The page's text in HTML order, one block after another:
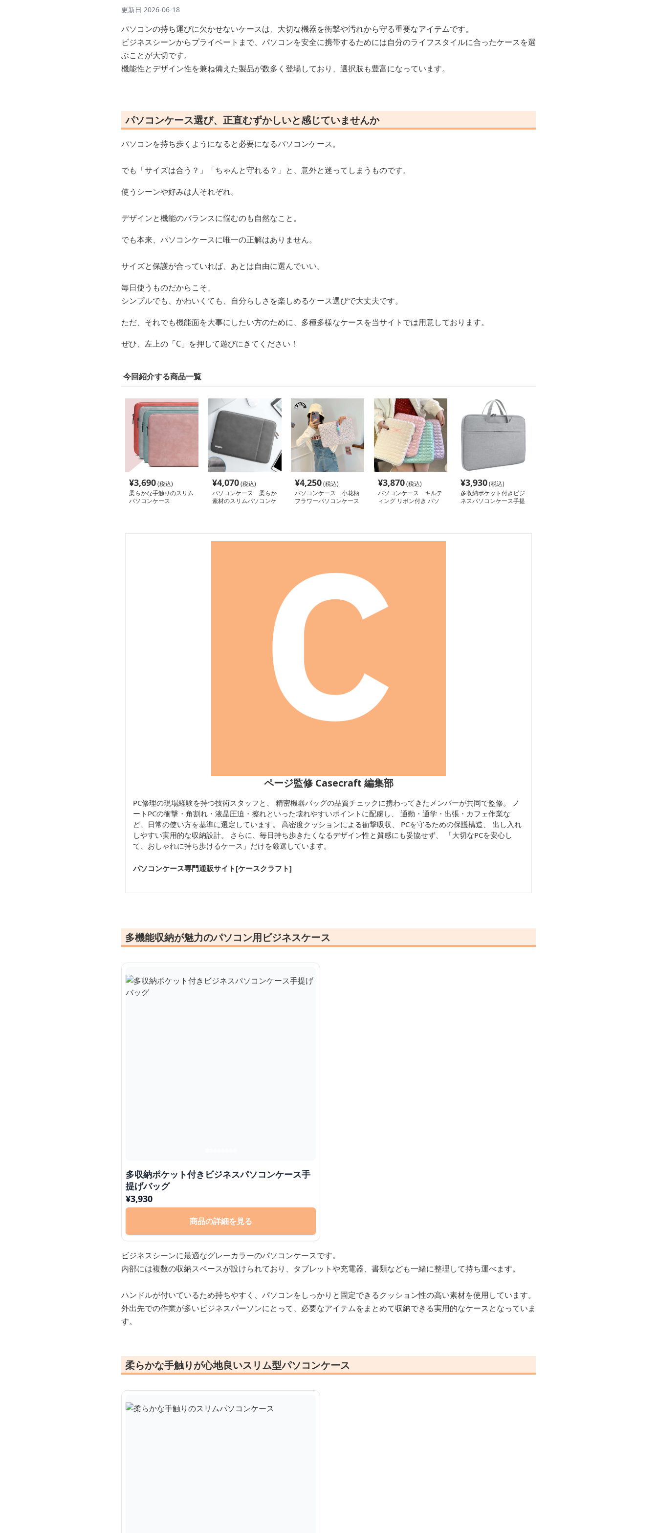
更新日 2026-06-18
パソコンの持ち運びに欠かせないケースは、大切な機器を衝撃や汚れから守る重要なアイテムです。
ビジネスシーンからプライベートまで、パソコンを安全に携帯するためには自分のライフスタイルに合ったケースを選
ぶことが大切です。
機能性とデザイン性を兼ね備えた製品が数多く登場しており、選択肢も豊富になっています。
パソコンケース選び、正直むずかしいと感じていませんか
パソコンを持ち歩くようになると必要になるパソコンケース。
でも「サイズは合う？」「ちゃんと守れる？」と、意外と迷ってしまうものです。
使うシーンや好みは人それぞれ。
デザインと機能のバランスに悩むのも自然なこと。
でも本来、パソコンケースに唯一の正解はありません。
サイズと保護が合っていれば、あとは自由に選んでいい。
毎日使うものだからこそ、
シンプルでも、かわいくても、自分らしさを楽しめるケース選びで大丈夫です。
ただ、それでも機能面を大事にしたい方のために、多種多様なケースを当サイトでは用意しております。
ぜひ、左上の「C」を押して遊びにきてください！
今回紹介する商品一覧
¥3,690(税込)
柔らかな手触りのスリム
パソコンケース
¥4,070(税込)
パソコンケース 柔らか
素材のスリムパソコンケ
¥4,250(税込)
パソコンケース 小花柄
フラワーパソコンケース
¥3,870(税込)
パソコンケース キルテ
ィング リボン付き パソ
¥3,930(税込)
多収納ポケット付きビジ
ネスパソコンケース手提
ページ監修 Casecraft 編集部
PC修理の現場経験を持つ技術スタッフと、 精密機器バッグの品質チェックに携わってきたメンバーが共同で監修。 ノ
ートPCの衝撃・角割れ・液晶圧迫・擦れといった壊れやすいポイントに配慮し、 通勤・通学・出張・カフェ作業な
ど、日常の使い方を基準に選定しています。 高密度クッションによる衝撃吸収、 PCを守るための保護構造、 出し入れ
しやすい実用的な収納設計。 さらに、毎日持ち歩きたくなるデザイン性と質感にも妥協せず、 「大切なPCを安心し
て、おしゃれに持ち歩けるケース」だけを厳選しています。
パソコンケース専門通販サイト[ケースクラフト]
多機能収納が魅力のパソコン用ビジネスケース
多収納ポケット付きビジネスパソコンケース手
提げバッグ
¥3,930
商品の詳細を見る
ビジネスシーンに最適なグレーカラーのパソコンケースです。
内部には複数の収納スペースが設けられており、タブレットや充電器、書類なども一緒に整理して持ち運べます。
ハンドルが付いているため持ちやすく、パソコンをしっかりと固定できるクッション性の高い素材を使用しています。
外出先での作業が多いビジネスパーソンにとって、必要なアイテムをまとめて収納できる実用的なケースとなっていま
す。
柔らかな手触りが心地良いスリム型パソコンケース